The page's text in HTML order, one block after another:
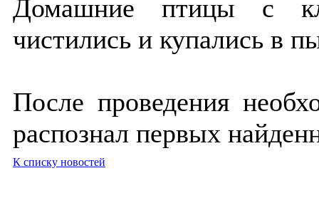
Домашние птицы с
чистились и купались в
После проведения
распознал первых
К списку новостей